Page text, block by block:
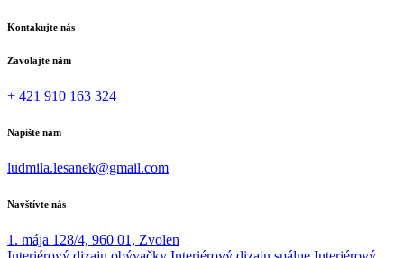
Kontakujte nás
Zavolajte nám
+ 421 910 163 324
Napíšte nám
ludmila.lesanek@gmail.com
Navštívte nás
1. mája 128/4, 960 01, Zvolen